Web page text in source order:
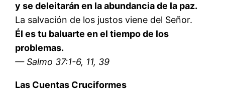
y se deleitarán en la abundancia de la paz.
La salvación de los justos viene del Señor.
Él es tu baluarte en el tiempo de los
problemas.
— Salmo 37:1-6, 11, 39
Las Cuentas Cruciformes